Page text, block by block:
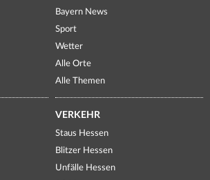
Bayern News
Sport
Wetter
Alle Orte
Alle Themen
VERKEHR
Staus Hessen
Blitzer Hessen
Unfälle Hessen